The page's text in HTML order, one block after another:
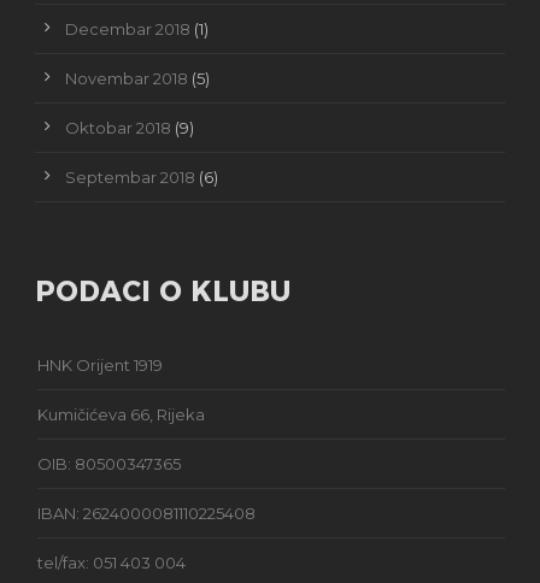
Decembar 2018 (1)
Novembar 2018 (5)
Oktobar 2018 (9)
Septembar 2018 (6)
PODACI O KLUBU
HNK Orijent 1919
Kumičićeva 66, Rijeka
OIB: 80500347365
IBAN: 2624000081110225408
tel/fax: 051 403 004